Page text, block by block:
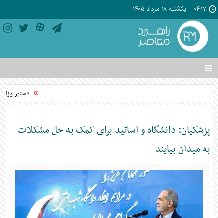
۰۴:۱۷ يکشنبه ۱۸ مرداد ۱۴۰۵
تغییر
وضعیت
منوی
ها
دستور
پزشکیان: دانشگاه و اساتید برای کمک به حل مشکلات
به میدان بیایند